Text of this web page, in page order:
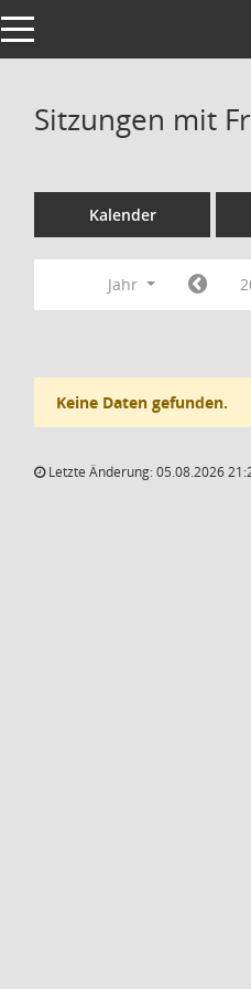
Toggle navigation
Sitzungen mit
Kalender
Jahr
Keine Daten gefunden.
Letzte Änderung: 05.08.2026